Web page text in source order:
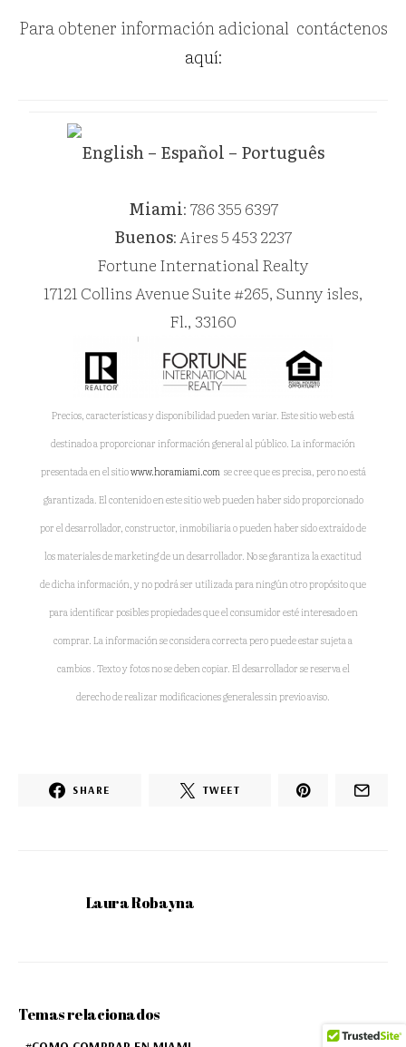
Para obtener información adicional contáctenos
aquí:
English – Español – Português
Miami: 786 355 6397
Buenos: Aires 5 453 2237
Fortune International Realty
17121 Collins Avenue Suite #265, Sunny isles,
Fl., 33160
Precios, características y disponibilidad pueden variar. Este sitio web está
destinado a proporcionar información general al público. La información
presentada en el sitiowww.horamiami.comse cree que es precisa, pero no está
garantizada. El contenido en este sitio web pueden haber sido proporcionado
por el desarrollador, constructor, inmobiliaria o pueden haber sido extraído de
los materiales de marketing de un desarrollador. No se garantiza la exactitud
de dicha información, y no podrá ser utilizada para ningún otro propósito que
para identificar posibles propiedades que el consumidor esté interesado en
comprar. La información se considera correcta pero puede estar sujeta a
cambios . Texto y fotos no se deben copiar. El desarrollador se reserva el
derecho de realizar modificaciones generales sin previo aviso.
SHARE TWEET
Laura Robayna
Temas relacionados